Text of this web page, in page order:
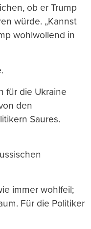
ob er Trump
würde. „Kannst
wohlwollend in
für die Ukraine
den
Saures.
immer wohlfeil;
Für die Politiker